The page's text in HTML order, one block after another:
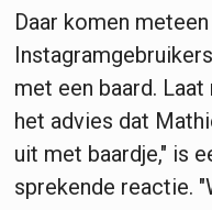
Daar komen
met een baard.
het advies dat
uit met baardje," is
sprekende reactie.